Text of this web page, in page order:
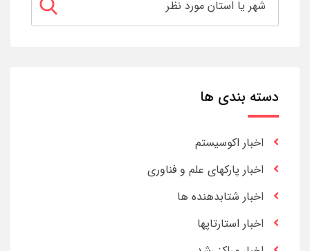
دسته بندی ها
اخبار اکوسیستم
اخبار پارکهای علم و فناوری
اخبار شتابدهنده ها
اخبار استارتاپها